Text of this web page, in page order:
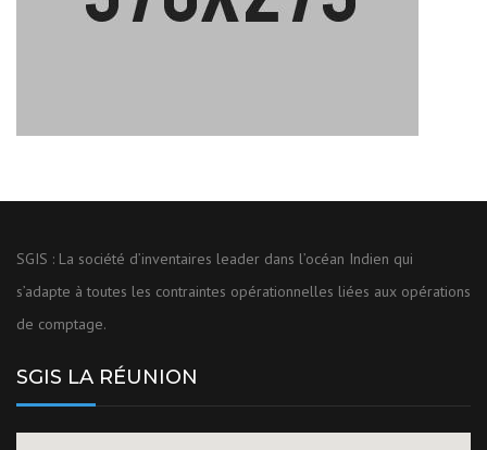
SGIS : La société d’inventaires leader dans l’océan Indien qui
s’adapte à toutes les contraintes opérationnelles liées aux opérations
de comptage.
SGIS LA RÉUNION